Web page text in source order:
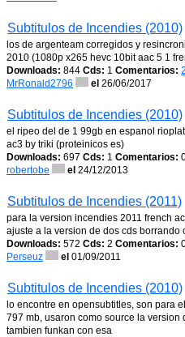
Subtitulos de Incendies (2010)
los de argenteam corregidos y
2010 (1080p x265 hevc 10bit aac 5 1
Downloads: 844 Cds: 1 Comentarios: 2
MrRonald2796
el 26/06/2017
Subtitulos de Incendies (2010)
el ripeo del de 1 99gb en espanol
ac3 by triki (proteinicos es)
Downloads: 697 Cds: 1 Comentarios:
robertobe
el 24/12/2013
Subtitulos de Incendies (2011)
para la version incendies 2011 french
ajuste a la version de dos cds borrando
Downloads: 572 Cds: 2 Comentarios:
Perseuz
el 01/09/2011
Subtitulos de Incendies (2010)
lo encontre en opensubtitles, son para
797 mb, usaron como source la
tambien funkan con esa